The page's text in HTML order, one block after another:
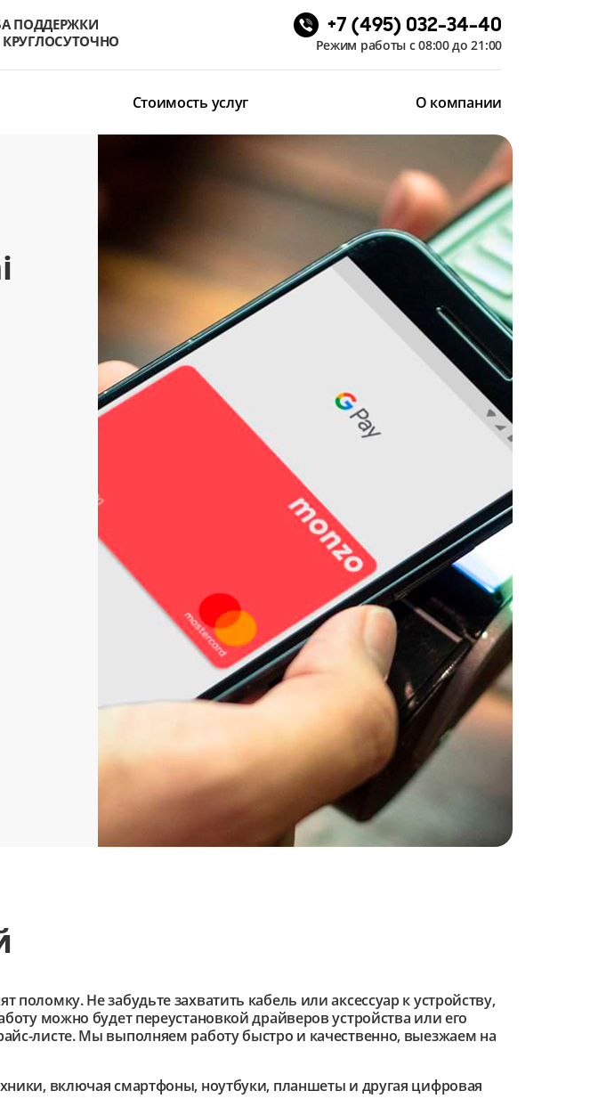
ПОДДЕРЖКИ
КРУГЛОСУТОЧНО
+7 (495) 032-34-40
Режим работы с 08:00 до 21:00
Стоимость услуг О компании
Не забудьте захватить кабель или аксессуар к устройству,
можно будет переустановкой драйверов устройства или его
листе. Мы выполняем работу быстро и качественно, выезжаем на
включая смартфоны, ноутбуки, планшеты и другая цифровая